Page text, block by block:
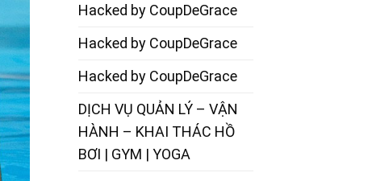
Hacked by CoupDeGrace
Hacked by CoupDeGrace
Hacked by CoupDeGrace
DỊCH VỤ QUẢN LÝ – VẬN
HÀNH – KHAI THÁC HỒ
BƠI | GYM | YOGA